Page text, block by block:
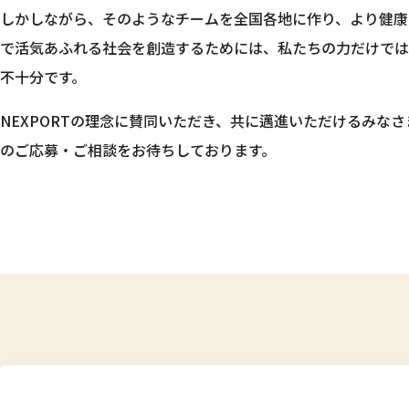
しかしながら、そのようなチームを全国各地に作り、より健康
で活気あふれる社会を創造するためには、私たちの力だけでは
不十分です。
NEXPORTの理念に賛同いただき、共に邁進いただけるみな
のご応募・ご相談をお待ちしております。